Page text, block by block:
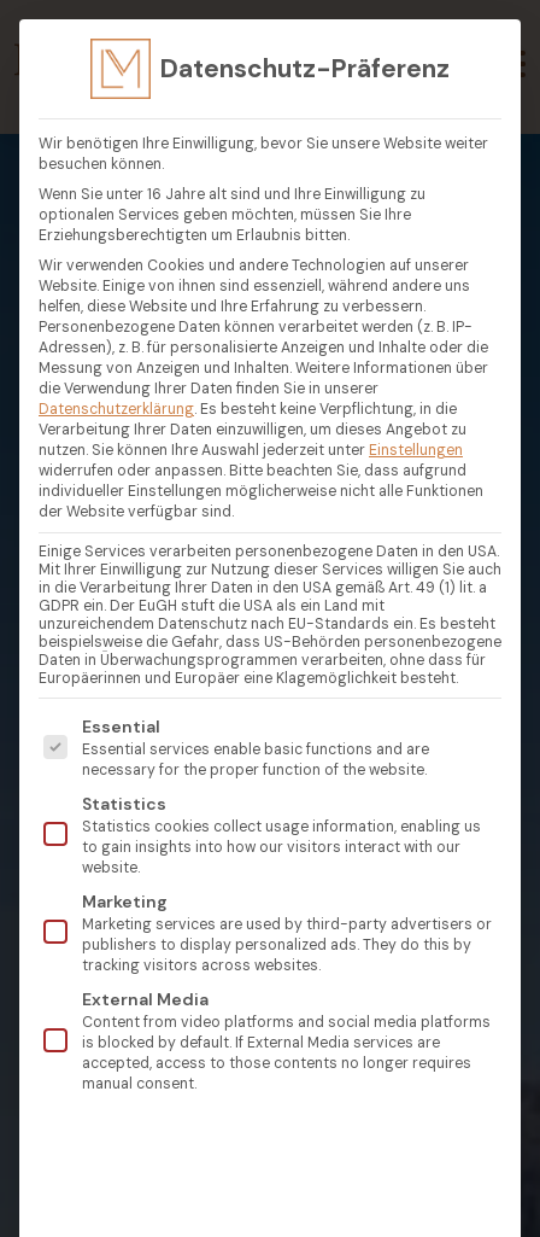
Datenschutz-Präferenz
Wir benötigen Ihre Einwilligung, bevor Sie unsere Website weiter
besuchen können.
Wenn Sie unter 16 Jahre alt sind und Ihre Einwilligung zu
optionalen Services geben möchten, müssen Sie Ihre
Erziehungsberechtigten um Erlaubnis bitten.
Wir verwenden Cookies und andere Technologien auf unserer
Website. Einige von ihnen sind essenziell, während andere uns
helfen, diese Website und Ihre Erfahrung zu verbessern.
Personenbezogene Daten können verarbeitet werden (z. B. IP-
Adressen), z. B. für personalisierte Anzeigen und Inhalte oder die
Messung von Anzeigen und Inhalten.Weitere Informationen über
die Verwendung Ihrer Daten finden Sie in unserer
Datenschutzerklärung. Es besteht keine Verpflichtung, in die
Verarbeitung Ihrer Daten einzuwilligen, um dieses Angebot zu
nutzen. Sie können Ihre Auswahl jederzeit unter Einstellungen
widerrufen oder anpassen. Bitte beachten Sie, dass aufgrund
individueller Einstellungen möglicherweise nicht alle Funktionen
der Website verfügbar sind.
Einige Services verarbeiten personenbezogene Daten in den USA.
Mit Ihrer Einwilligung zur Nutzung dieser Services willigen Sie auch
in die Verarbeitung Ihrer Daten in den USA gemäß Art. 49 (1) lit. a
GDPR ein. Der EuGH stuft die USA als ein Land mit
unzureichendem Datenschutz nach EU-Standards ein. Es besteht
beispielsweise die Gefahr, dass US-Behörden personenbezogene
Daten in Überwachungsprogrammen verarbeiten, ohne dass für
Europäerinnen und Europäer eine Klagemöglichkeit besteht.
Es folgt eine Liste der Service-Gruppen, für die eine
Essential
Essential services enable basic functions and are
necessary for the proper function of the website.
Statistics
Statistics cookies collect usage information, enabling us
to gain insights into how our visitors interact with our
website.
Marketing
Marketing services are used by third-party advertisers or
publishers to display personalized ads. They do this by
tracking visitors across websites.
External Media
Content from video platforms and social media platforms
is blocked by default. If External Media services are
accepted, access to those contents no longer requires
manual consent.